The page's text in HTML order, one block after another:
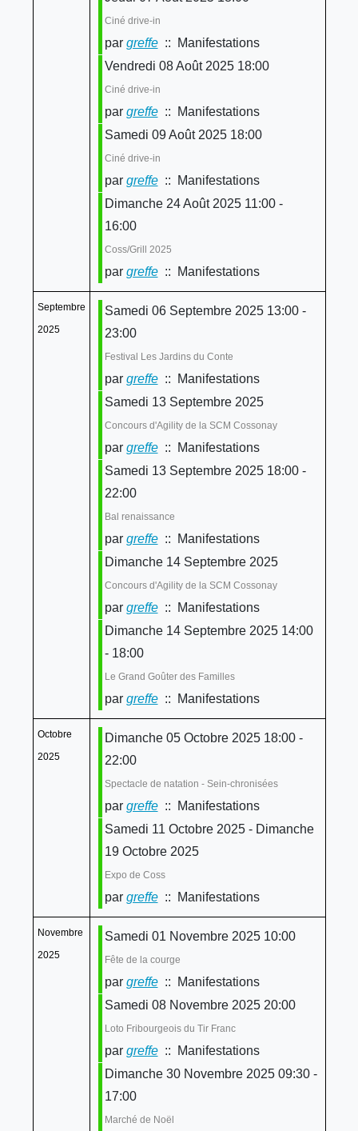
Ciné drive-in
par greffe:: Manifestations
Vendredi 08 Août 2025 18:00
Ciné drive-in
par greffe:: Manifestations
Samedi 09 Août 2025 18:00
Ciné drive-in
par greffe:: Manifestations
Dimanche 24 Août 2025 11:00 -
16:00
Coss/Grill 2025
par greffe:: Manifestations
Septembre
2025
Samedi 06 Septembre 2025 13:00 -
23:00
Festival Les Jardins du Conte
par greffe:: Manifestations
Samedi 13 Septembre 2025
Concours d'Agility de la SCM Cossonay
par greffe:: Manifestations
Samedi 13 Septembre 2025 18:00 -
22:00
Bal renaissance
par greffe:: Manifestations
Dimanche 14 Septembre 2025
Concours d'Agility de la SCM Cossonay
par greffe:: Manifestations
Dimanche 14 Septembre 2025 14:00
- 18:00
Le Grand Goûter des Familles
par greffe:: Manifestations
Octobre
2025
Dimanche 05 Octobre 2025 18:00 -
22:00
Spectacle de natation - Sein-chronisées
par greffe:: Manifestations
Samedi 11 Octobre 2025 - Dimanche
19 Octobre 2025
Expo de Coss
par greffe:: Manifestations
Novembre
2025
Samedi 01 Novembre 2025 10:00
Fête de la courge
par greffe:: Manifestations
Samedi 08 Novembre 2025 20:00
Loto Fribourgeois du Tir Franc
par greffe:: Manifestations
Dimanche 30 Novembre 2025 09:30 -
17:00
Marché de Noël